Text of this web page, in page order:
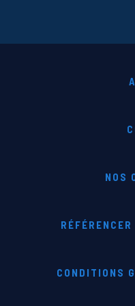
NOS
CONDITIONS